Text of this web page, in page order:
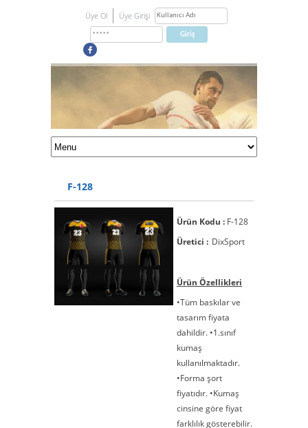
Üye Ol Üye Girişi
F-128
Ürün Kodu : F-128
Üretici : DixSport
Ürün Özellikleri
•Tüm baskılar ve
tasarım fiyata
dahildir. •1.sınıf
kumaş
kullanılmaktadır.
•Forma şort
fiyatıdır. •Kumaş
cinsine göre fiyat
farklılık gösterebilir.